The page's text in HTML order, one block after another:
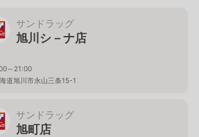
サンドラッグ
旭川シ－ナ店
～21:00
道旭川市永山三条15-1
サンドラッグ
旭町店